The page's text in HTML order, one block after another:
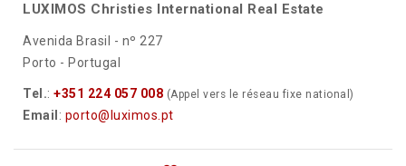
LUXIMOS Christies International Real Estate
Avenida Brasil - nº 227
Porto - Portugal
Tel.: +351 224 057 008 (Appel vers le réseau fixe national)
Email : porto@luximos.pt